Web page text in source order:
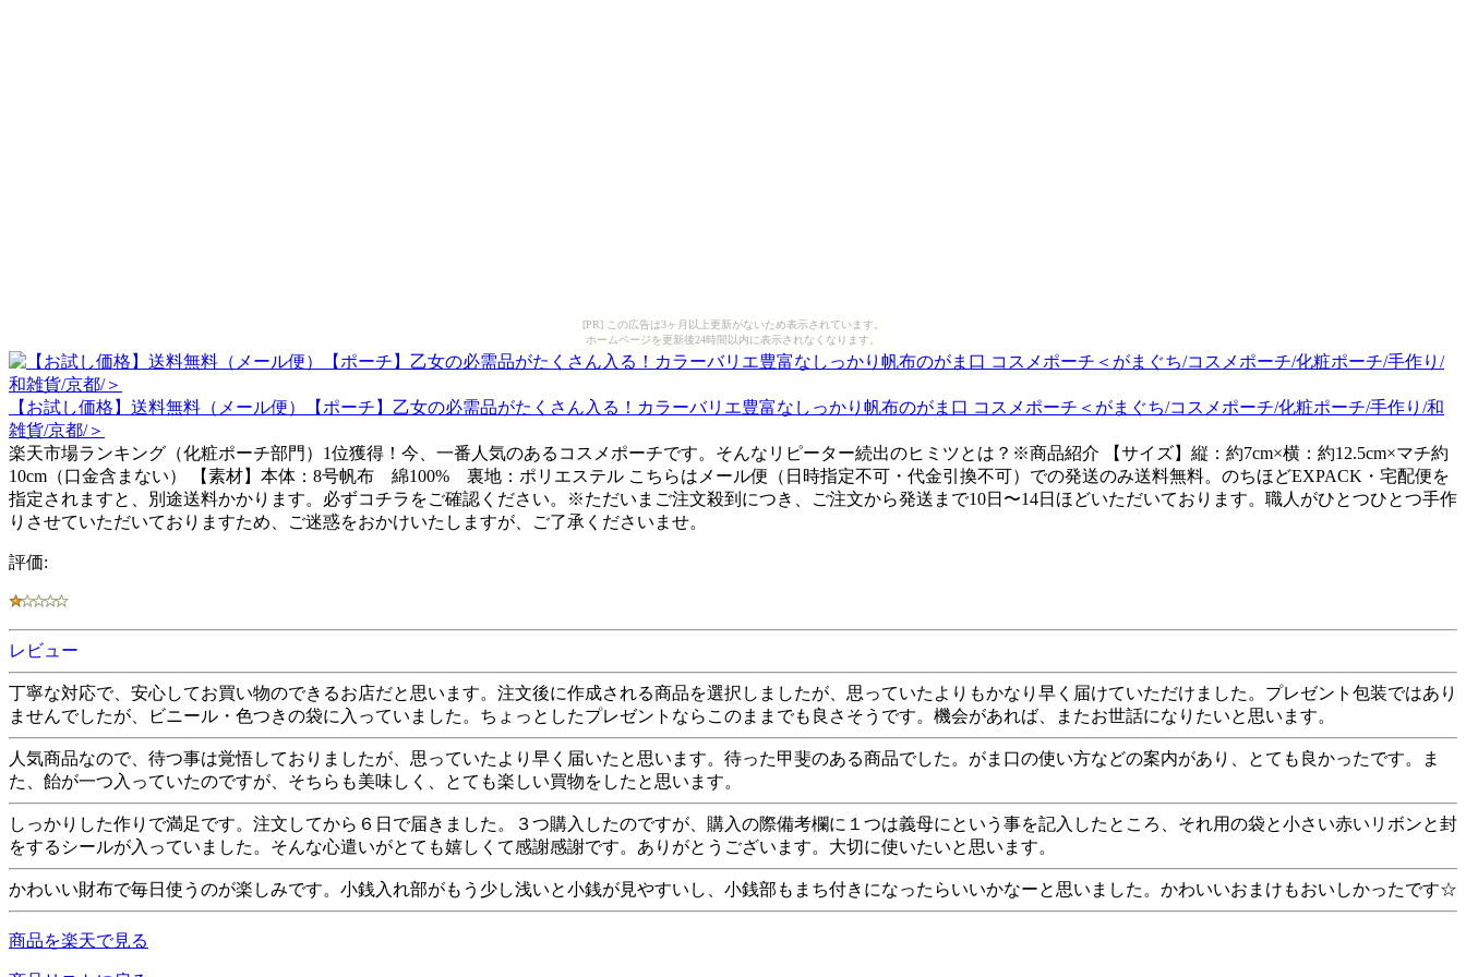
[PR] この広告は3ヶ月以上更新がないため表示されています。
ホームページを更新後24時間以内に表示されなくなります。
【お試し価格】送料無料（メール便）【ポーチ】乙女の必需品がたくさん入る！カラーバリエ豊富なしっかり帆布のがま口 コスメポーチ＜がまぐち/コスメポーチ/化粧ポーチ/手作り/和
雑貨/京都/＞
楽天市場ランキング（化粧ポーチ部門）1位獲得！今、一番人気のあるコスメポーチです。そんなリピーター続出のヒミツとは？※商品紹介 【サイズ】縦：約7cm×横：約12.5cm×マチ約
10cm（口金含まない） 【素材】本体：8号帆布 綿100% 裏地：ポリエステル こちらはメール便（日時指定不可・代金引換不可）での発送のみ送料無料。のちほどEXPACK・宅配便を
指定されますと、別途送料かかります。必ずコチラをご確認ください。※ただいまご注文殺到につき、ご注文から発送まで10日〜14日ほどいただいております。職人がひとつひとつ手作
りさせていただいておりますため、ご迷惑をおかけいたしますが、ご了承くださいませ。
評価:
レビュー
丁寧な対応で、安心してお買い物のできるお店だと思います。注文後に作成される商品を選択しましたが、思っていたよりもかなり早く届けていただけました。プレゼント包装ではあり
ませんでしたが、ビニール・色つきの袋に入っていました。ちょっとしたプレゼントならこのままでも良さそうです。機会があれば、またお世話になりたいと思います。
人気商品なので、待つ事は覚悟しておりましたが、思っていたより早く届いたと思います。待った甲斐のある商品でした。がま口の使い方などの案内があり、とても良かったです。ま
た、飴が一つ入っていたのですが、そちらも美味しく、とても楽しい買物をしたと思います。
しっかりした作りで満足です。注文してから６日で届きました。３つ購入したのですが、購入の際備考欄に１つは義母にという事を記入したところ、それ用の袋と小さい赤いリボンと封
をするシールが入っていました。そんな心遣いがとても嬉しくて感謝感謝です。ありがとうございます。大切に使いたいと思います。
かわいい財布で毎日使うのが楽しみです。小銭入れ部がもう少し浅いと小銭が見やすいし、小銭部もまち付きになったらいいかなーと思いました。かわいいおまけもおいしかったです☆
商品を楽天で見る